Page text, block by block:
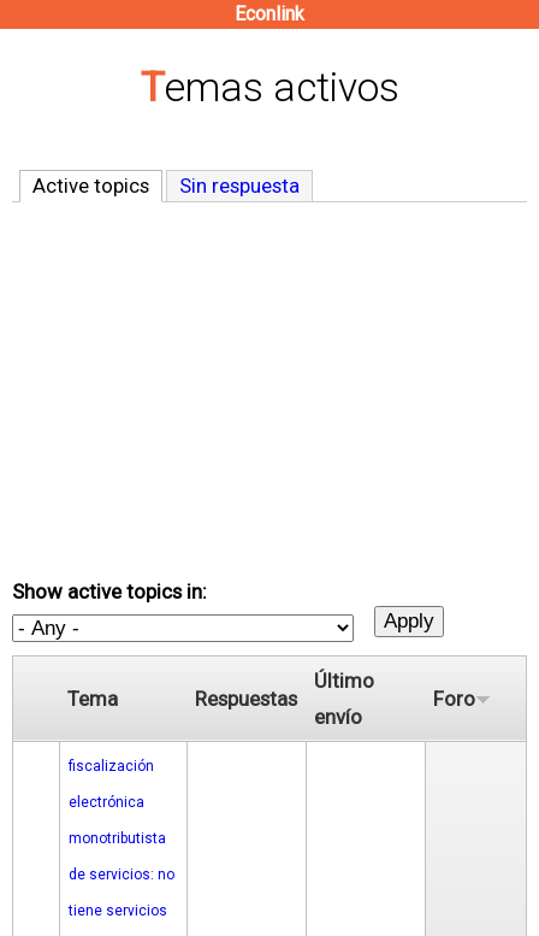
contenido
Econlink
Temas activos
Active topics (solapa activa)
Sin respuesta
Show active topics in:
Tema Respuestas
Último
envío
Foro
fiscalización
electrónica
monotributista
de servicios: no
tiene servicios